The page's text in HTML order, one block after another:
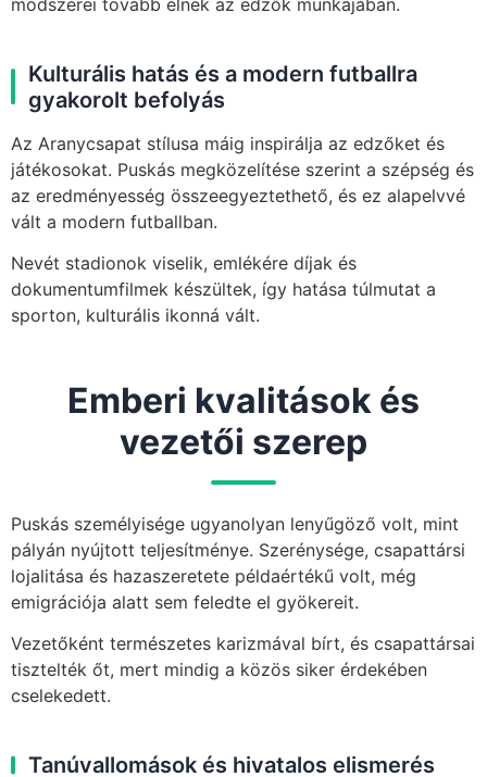
Kulturális hatás és a modern futballra
gyakorolt befolyás
Az Aranycsapat stílusa máig inspirálja az edzőket és
játékosokat. Puskás megközelítése szerint a szépség és
az eredményesség összeegyeztethető, és ez alapelvvé
vált a modern futballban.
Nevét stadionok viselik, emlékére díjak és
dokumentumfilmek készültek, így hatása túlmutat a
sporton, kulturális ikonná vált.
Emberi kvalitások és
vezetői szerep
Puskás személyisége ugyanolyan lenyűgöző volt, mint
pályán nyújtott teljesítménye. Szerénysége, csapattársi
lojalitása és hazaszeretete példaértékű volt, még
emigrációja alatt sem feledte el gyökereit.
Vezetőként természetes karizmával bírt, és csapattársai
tisztelték őt, mert mindig a közös siker érdekében
cselekedett.
Tanúvallomások és hivatalos elismerés